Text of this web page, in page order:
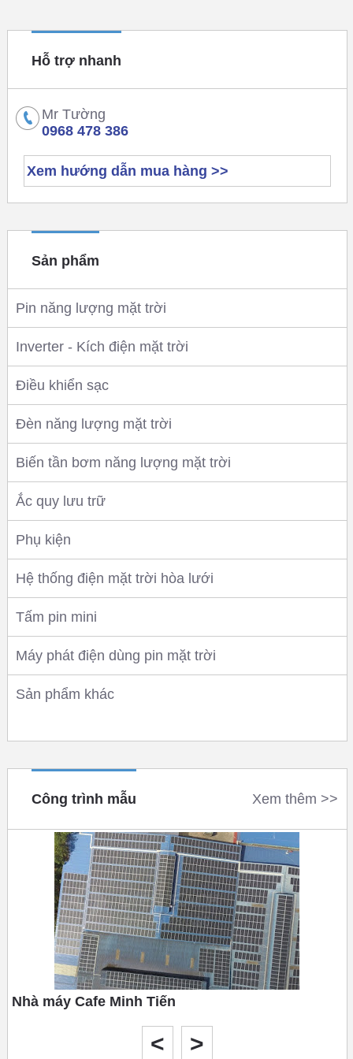
Hỗ trợ nhanh
Mr Tường
0968 478 386
Xem hướng dẫn mua hàng >>
Sản phẩm
Pin năng lượng mặt trời
Inverter - Kích điện mặt trời
Điều khiển sạc
Đèn năng lượng mặt trời
Biến tần bơm năng lượng mặt trời
Ắc quy lưu trữ
Phụ kiện
Hệ thống điện mặt trời hòa lưới
Tấm pin mini
Máy phát điện dùng pin mặt trời
Sản phẩm khác
Công trình mẫu Xem thêm >>
Nhà máy Cafe Minh Tiến
< >